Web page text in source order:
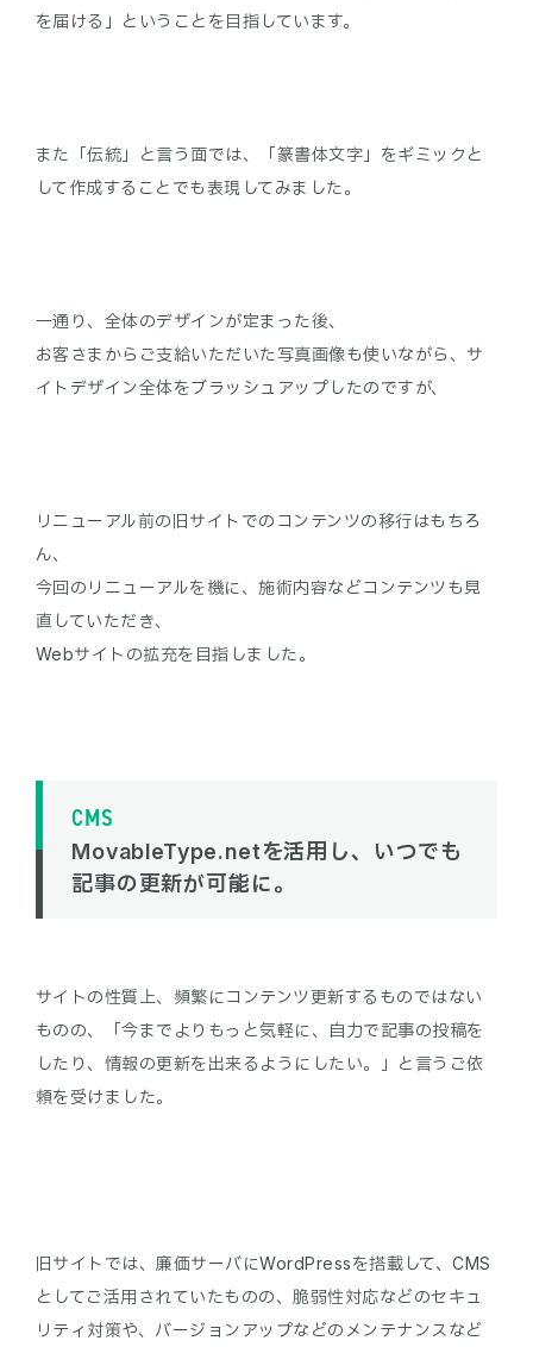
また「伝統」と言う面では、「篆書体文字」をギミックと
して作成することでも表現してみました。
一通り、全体のデザインが定まった後、
お客さまからご支給いただいた写真画像も使いながら、サ
イトデザイン全体をブラッシュアップしたのですが、
リニューアル前の旧サイトでのコンテンツの移行はもちろ
ん、
今回のリニューアルを機に、施術内容などコンテンツも見
直していただき、
Webサイトの拡充を目指しました。
CMS
MovableType.netを活用し、いつでも
記事の更新が可能に。
サイトの性質上、頻繁にコンテンツ更新するものではない
ものの、「今までよりもっと気軽に、自力で記事の投稿を
したり、情報の更新を出来るようにしたい。」と言うご依
頼を受けました。
旧サイトでは、廉価サーバにWordPressを搭載して、CMS
としてご活用されていたものの、脆弱性対応などのセキュ
リティ対策や、バージョンアップなどのメンテナンスなど